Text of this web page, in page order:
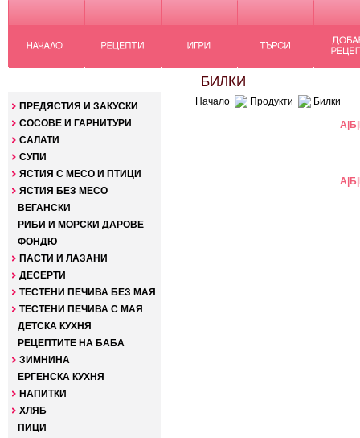
ПРЕДЯСТИЯ И ЗАКУСКИ
СОСОВЕ И ГАРНИТУРИ
САЛАТИ
СУПИ
ЯСТИЯ С МЕСО И ПТИЦИ
ЯСТИЯ БЕЗ МЕСО
ВЕГАНСКИ
РИБИ И МОРСКИ ДАРОВЕ
ФОНДЮ
ПАСТИ И ЛАЗАНИ
ДЕСЕРТИ
ТЕСТЕНИ ПЕЧИВА БЕЗ МАЯ
ТЕСТЕНИ ПЕЧИВА С МАЯ
ДЕТСКА КУХНЯ
РЕЦЕПТИТЕ НА БАБА
ЗИМНИНА
ЕРГЕНСКА КУХНЯ
НАПИТКИ
ХЛЯБ
ПИЦИ
БИЛКИ
Начало Продукти Билки
А Б
А Б